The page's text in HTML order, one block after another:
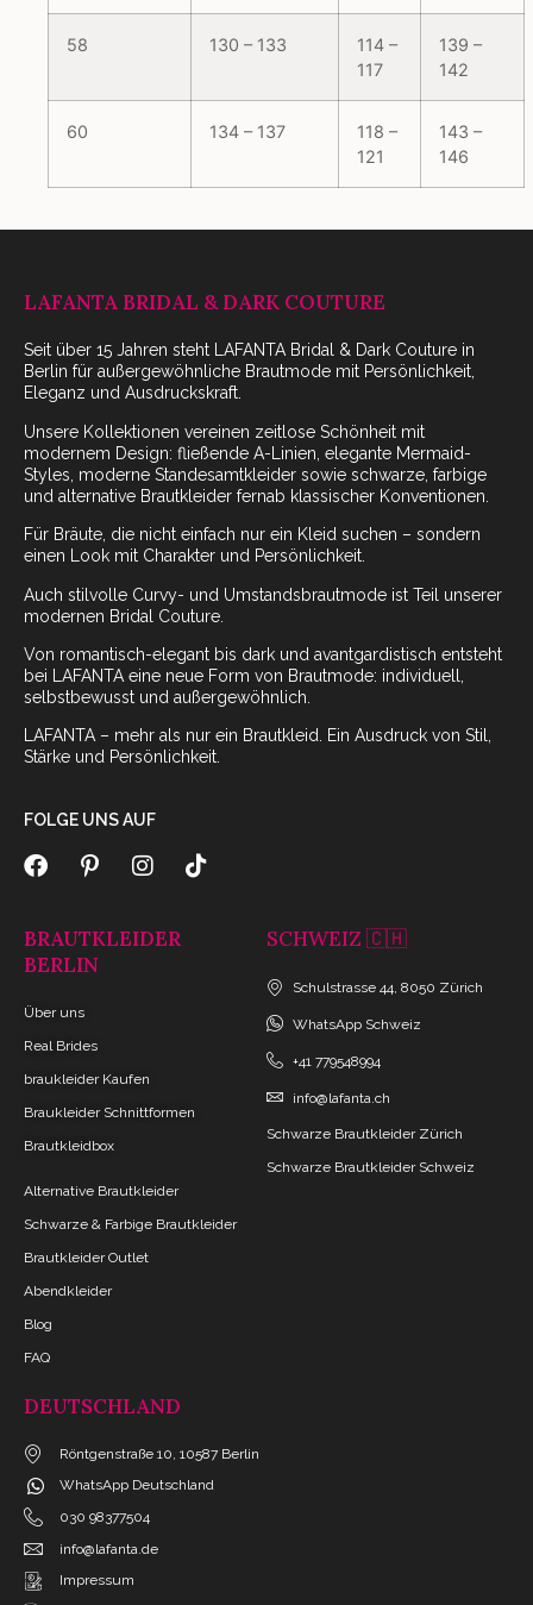
58 130 – 133
114 –
117
139 –
142
60 134 – 137
118 –
121
143 –
146
LAFANTA BRIDAL & DARK COUTURE
Seit über 15 Jahren steht LAFANTA Bridal & Dark Couture in
Berlin für außergewöhnliche Brautmode mit Persönlichkeit,
Eleganz und Ausdruckskraft.
Unsere Kollektionen vereinen zeitlose Schönheit mit
modernem Design: fließende A-Linien, elegante Mermaid-
Styles, moderne Standesamtkleider sowie schwarze, farbige
und alternative Brautkleider fernab klassischer Konventionen.
Für Bräute, die nicht einfach nur ein Kleid suchen – sondern
einen Look mit Charakter und Persönlichkeit.
Auch stilvolle Curvy- und Umstandsbrautmode ist Teil unserer
modernen Bridal Couture.
Von romantisch-elegant bis dark und avantgardistisch entsteht
bei LAFANTA eine neue Form von Brautmode: individuell,
selbstbewusst und außergewöhnlich.
LAFANTA – mehr als nur ein Brautkleid. Ein Ausdruck von Stil,
Stärke und Persönlichkeit.
FOLGE UNS AUF
BRAUTKLEIDER
BERLIN
Über uns
Real Brides
braukleider Kaufen
Braukleider Schnittformen
Brautkleidbox
Alternative Brautkleider
Schwarze & Farbige Brautkleider
Brautkleider Outlet
Abendkleider
Blog
FAQ
SCHWEIZ 🇨🇭
Schulstrasse 44, 8050 Zürich
WhatsApp Schweiz
+41 779548994
info@lafanta.ch
Schwarze Brautkleider Zürich
Schwarze Brautkleider Schweiz
DEUTSCHLAND
Röntgenstraße 10, 10587 Berlin
WhatsApp Deutschland
030 98377504
info@lafanta.de
Impressum